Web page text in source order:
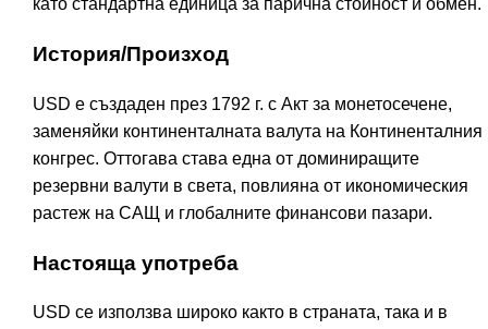
като стандартна единица за парична стойност и обмен.
История/Произход
USD е създаден през 1792 г. с Акт за монетосечене,
заменяйки континенталната валута на Континенталния
конгрес. Оттогава става една от доминиращите
резервни валути в света, повлияна от икономическия
растеж на САЩ и глобалните финансови пазари.
Настояща употреба
USD се използва широко както в страната, така и в